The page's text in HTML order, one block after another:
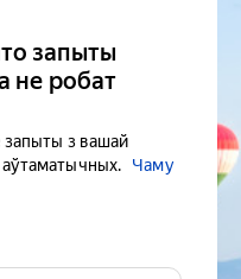
запыты
не робат
запыты з вашай
Чаму